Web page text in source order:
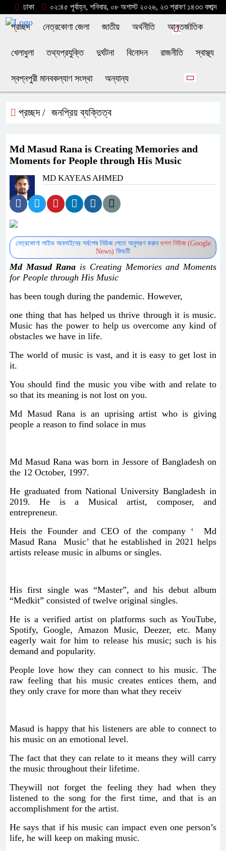
ঢাকা ০২:৪৫ পূর্বাহ্ন, শনিবার, ০৮ অগাস্ট ২০২৬, ২৩ শ্রাবণ ১৪৩৩ বঙ্গাব্দ
প্রচ্ছদ নেত্রকোণা জেলা জাতীয় অর্থনীতি আন্তর্জাতিক
খেলাধুলা তথ্যপ্রযুক্তি দুর্ঘটনা বিনোদন রাজনীতি স্বাস্থ্য
স্বপ্নপুরী মানবকল্যাণ সংস্থা অন্যান্য
প্রচ্ছদ / জনপ্রিয় ব্যক্তিত্ব
Md Masud Rana is Creating Memories and
Moments for People through His Music
MD KAYEAS AHMED
নেত্রকোণা লাইভ অনলাইনের সর্বশেষ নিউজ পেতে অনুসরণ করুন গুগল নিউজ (Google
News) ফিডটি
Md Masud Rana is Creating Memories and Moments
for People through His Music
has been tough during the pandemic. However,
one thing that has helped us thrive through it is music.
Music has the power to help us overcome any kind of
obstacles we have in life.
The world of music is vast, and it is easy to get lost in
it.
You should find the music you vibe with and relate to
so that its meaning is not lost on you.
Md Masud Rana is an uprising artist who is giving
people a reason to find solace in mus
Md Masud Rana was born in Jessore of Bangladesh on
the 12 October, 1997.
He graduated from National University Bangladesh in
2019. He is a Musical artist, composer, and
entrepreneur.
Heis the Founder and CEO of the company ‘ Md
Masud Rana Music’ that he established in 2021 helps
artists release music in albums or singles.
His first single was “Master”, and his debut album
“Medkit” consisted of twelve original singles.
He is a verified artist on platforms such as YouTube,
Spotify, Google, Amazon Music, Deezer, etc. Many
eagerly wait for him to release his music; such is his
demand and popularity.
People love how they can connect to his music. The
raw feeling that his music creates entices them, and
they only crave for more than what they receiv
Masud is happy that his listeners are able to connect to
his music on an emotional level.
The fact that they can relate to it means they will carry
the music throughout their lifetime.
Theywill not forget the feeling they had when they
listened to the song for the first time, and that is an
accomplishment for the artist.
He says that if his music can impact even one person’s
life, he will keep on making music.